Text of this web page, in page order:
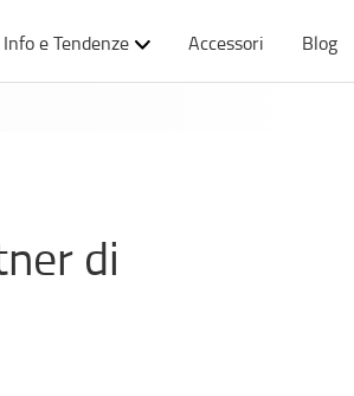
Info e Tendenze Accessori Blog
di